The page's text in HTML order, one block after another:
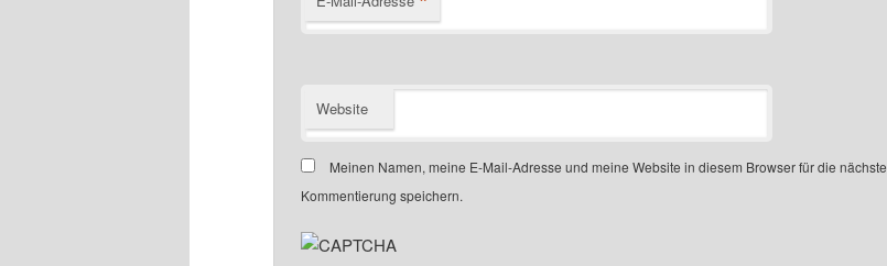
Website
Meinen Namen, meine E-Mail-Adresse und meine Website in diesem Browser für die nächste
Kommentierung speichern.